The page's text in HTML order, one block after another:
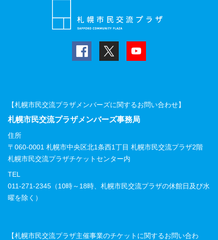
【札幌市民交流プラザメンバーズに関するお問い合わせ】
札幌市民交流プラザメンバーズ事務局
住所
〒060-0001 札幌市中央区北1条西1丁目 札幌市民交流プラザ2階
札幌市民交流プラザチケットセンター内
TEL
011-271-2345（10時～18時、札幌市民交流プラザの休館日及び水
曜を除く）
【札幌市民交流プラザ主催事業のチケットに関するお問い合わ